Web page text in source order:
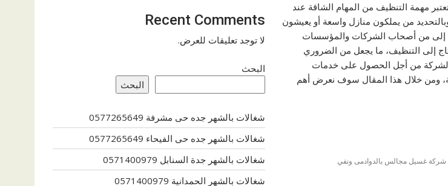
مهمة التنظيف من المهام الشاقة عند
من يملكون منازل واسعة أو يعيشون
إلى من أصحاب الشركات والمؤسسات
إلى التنظيف، ما يجعل من الضروري
من أجل الحصول على خدمات
ومن خلال هذا المقال سوف نعرض أهم
شركة غسيل مجالس بالدوادمى ونفي
Recent Comments
لا توجد تعليقات للعرض.
البحث
البحث
شغالات بالشهر جده حى مشرفة 0577265649
شغالات بالشهر جده حى الفيحاء 0577265649
شغالات بالشهر جدة السنابل 0571400979
شغالات بالشهر الحمدانية 0571400979